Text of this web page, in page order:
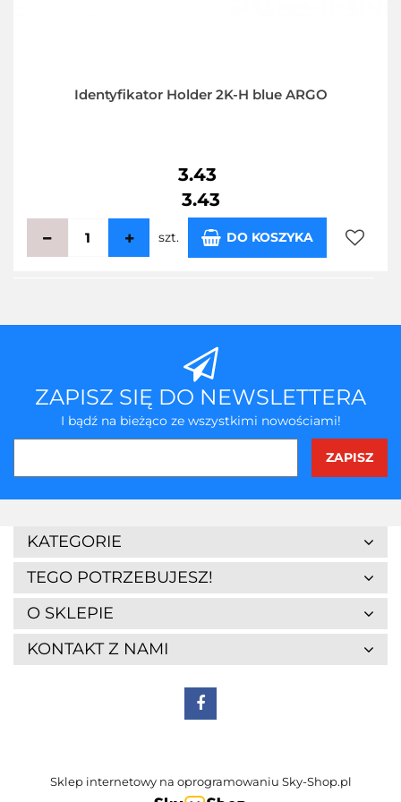
Identyfikator Holder 2K-H blue ARGO
3.43
3.43
szt. DO KOSZYKA
ZAPISZ SIĘ DO NEWSLETTERA
I bądź na bieżąco ze wszystkimi nowościami!
KATEGORIE
TEGO POTRZEBUJESZ!
O SKLEPIE
KONTAKT Z NAMI
Sklep internetowy na oprogramowaniu Sky-Shop.pl